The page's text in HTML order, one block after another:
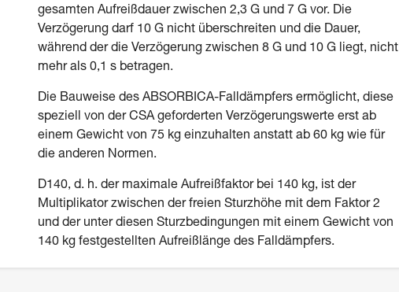
gesamten Aufreißdauer zwischen 2,3 G und 7 G vor. Die
Verzögerung darf 10 G nicht überschreiten und die Dauer,
während der die Verzögerung zwischen 8 G und 10 G liegt, nicht
mehr als 0,1 s betragen.
Die Bauweise des ABSORBICA-Falldämpfers ermöglicht, diese
speziell von der CSA geforderten Verzögerungswerte erst ab
einem Gewicht von 75 kg einzuhalten anstatt ab 60 kg wie für
die anderen Normen.
D140, d. h. der maximale Aufreißfaktor bei 140 kg, ist der
Multiplikator zwischen der freien Sturzhöhe mit dem Faktor 2
und der unter diesen Sturzbedingungen mit einem Gewicht von
140 kg festgestellten Aufreißlänge des Falldämpfers.